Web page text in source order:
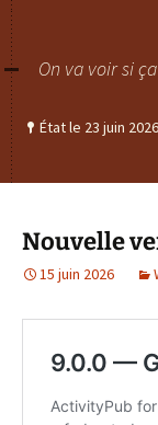
On va voir si
État le 23 juin 2026
Nouvelle
15 juin 2026